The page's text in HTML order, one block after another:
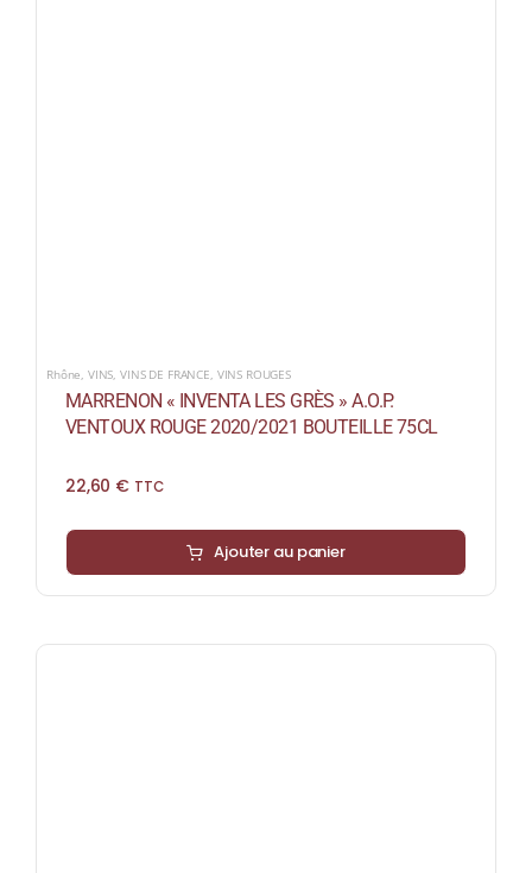
Rhône, VINS,VINS DE FRANCE, VINS ROUGES
MARRENON « INVENTA LES GRÈS » A.O.P.
VENTOUX ROUGE 2020/2021 BOUTEILLE 75CL
22,60 € TTC
Ajouter au panier